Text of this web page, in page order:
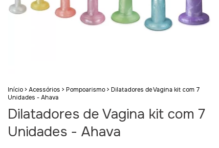
Início > Acessórios > Pompoarismo > Dilatadores de Vagina kit com 7
Unidades - Ahava
Dilatadores de Vagina kit com 7
Unidades - Ahava